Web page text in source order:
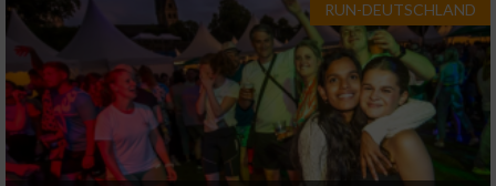
RUN-DEUTSCHLAND